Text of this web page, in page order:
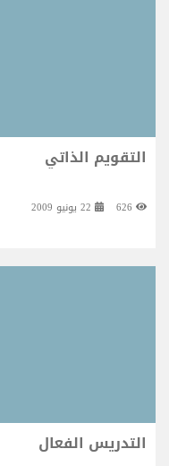
التقويم الذاتي
التدريس الفعال